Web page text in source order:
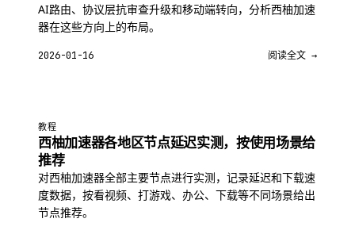
AI路由、协议层抗审查升级和移动端转向，分析西柚加速
器在这些方向上的布局。
2026-01-16 阅读全文 →
教程
西柚加速器各地区节点延迟实测，按使用场景给
推荐
对西柚加速器全部主要节点进行实测，记录延迟和下载速
度数据，按看视频、打游戏、办公、下载等不同场景给出
节点推荐。